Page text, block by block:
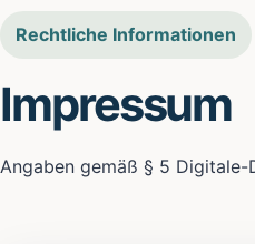
Rechtliche Informationen
Impressum
Angaben gemäß § 5 Digitale-